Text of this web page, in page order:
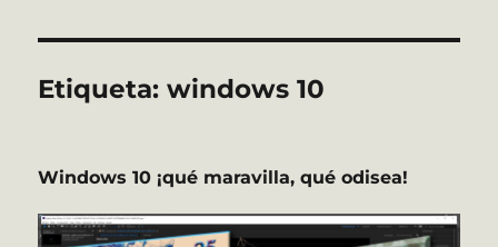
Etiqueta:windows 10
Windows 10 ¡qué maravilla, qué odisea!